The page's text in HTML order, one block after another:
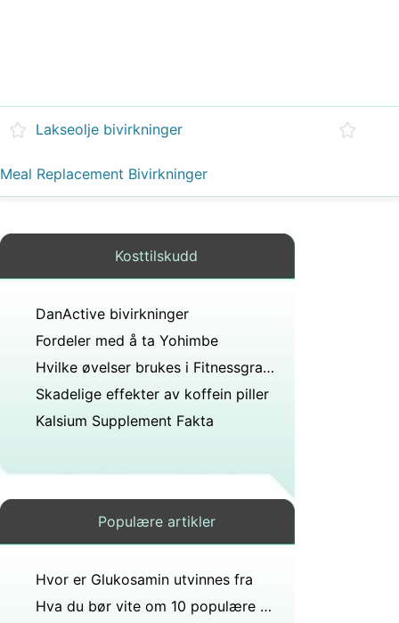
Lakseolje bivirkninger
Meal Replacement Bivirkninger
Kosttilskudd
DanActive bivirkninger
Fordeler med å ta Yohimbe
Hvilke øvelser brukes i Fitnessgrammet?
Skadelige effekter av koffein piller
Kalsium Supplement Fakta
Populære artikler
Hvor er Glukosamin utvinnes fra
Hva du bør vite om 10 populære kosttilskudd